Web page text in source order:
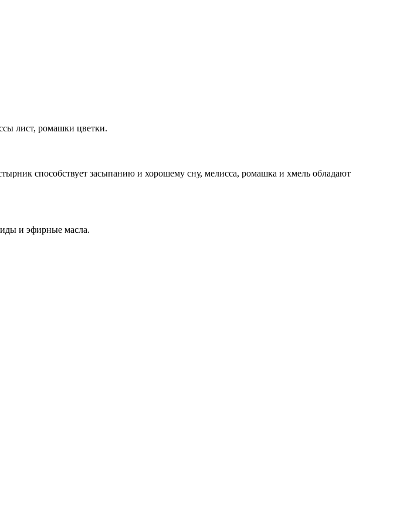
лист, ромашки цветки.
способствует засыпанию и хорошему сну, мелисса, ромашка и хмель обладают
и эфирные масла.